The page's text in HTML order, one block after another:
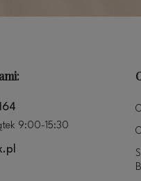
9:00-15:30